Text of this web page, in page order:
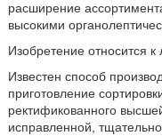
расширение
высокими
Изобретение относится
Известен способ
приготовление
ректификованного
исправленной,